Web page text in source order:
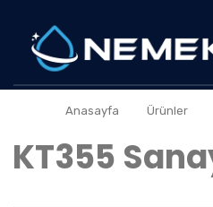
Anasayfa Ürünler
KT355